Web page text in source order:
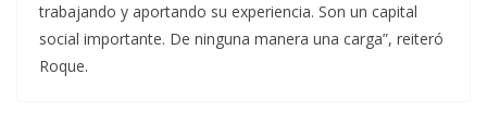
trabajando y aportando su experiencia. Son un capital
social importante. De ninguna manera una carga”, reiteró
Roque.